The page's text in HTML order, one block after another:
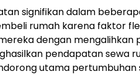
signifikan dalam
rumah karena faktor
dengan mengalihkan
pendapatan sewa
utama pertumbuhan